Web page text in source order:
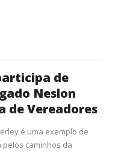
de
Neslon
de Vereadores
é uma exemplo de
caminhos da